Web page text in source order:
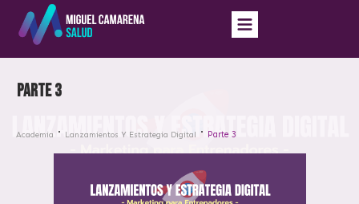
Parte 3
Academia Lanzamientos Y Estrategia Digital Parte 3